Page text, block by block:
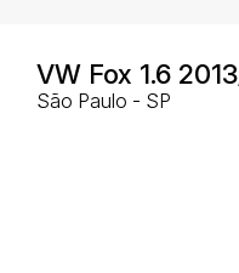
VW Fox 1.6
São Paulo - SP